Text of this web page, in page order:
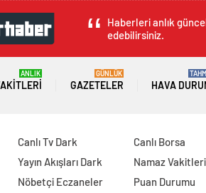
Haberleri anlık
edebilirsiniz.
ANLIK
GAZETELER
GÜNLÜK
HAVA
Canlı Tv Dark
Yayın Akışları Dark
Nöbetçi Eczaneler
Canlı Borsa
Namaz Vakitleri
Puan Durumu